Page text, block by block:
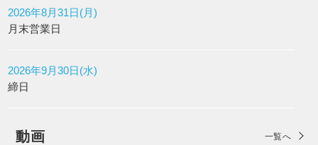
2026年8月31日(月)
月末営業日
2026年9月30日(水)
締日
動画 一覧へ